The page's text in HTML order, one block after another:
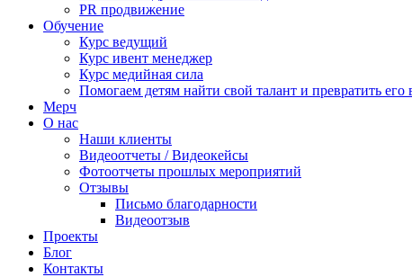
PR продвижение
Обучение
Курс ведущий
Курс ивент менеджер
Курс медийная сила
Помогаем детям найти свой талант и превратить его
Мерч
О нас
Наши клиенты
Видеоотчеты / Видеокейсы
Фотоотчеты прошлых мероприятий
Отзывы
Письмо благодарности
Видеоотзыв
Проекты
Блог
Контакты